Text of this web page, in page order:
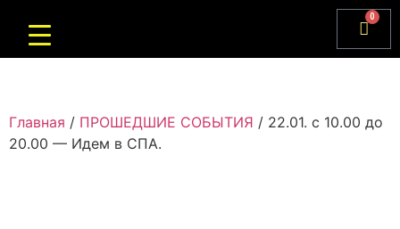
0
Главная / ПРОШЕДШИЕ СОБЫТИЯ / 22.01. с 10.00 до
20.00 — Идем в СПА.